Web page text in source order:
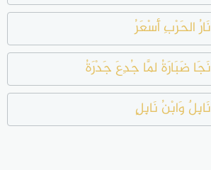
نَارُ الحَرْبِ أَسْعَرُ
نَجَا ضَبَارَةُ لمَّا جُدِعَ جَدْرَةُ
نَابِلٌ وَابْنُ نَابِلٍ